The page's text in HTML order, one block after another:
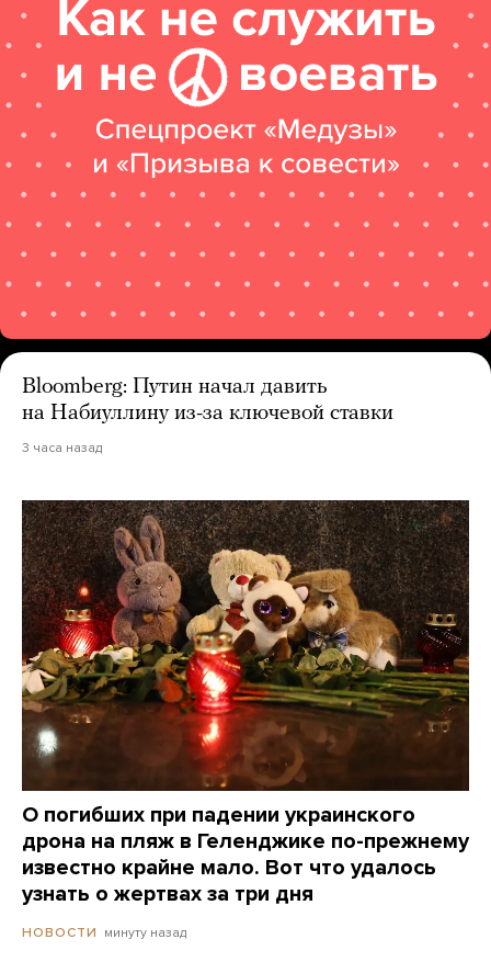
Bloomberg: Путин начал давить
на Набиуллину из-за ключевой ставки
3 часа назад
О погибших при падении украинского
дрона на пляж в Геленджике по-прежнему
известно крайне мало. Вот что удалось
узнать о жертвах за три дня
НОВОСТИ минуту назад